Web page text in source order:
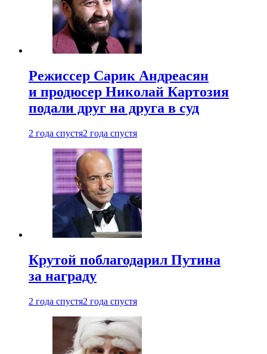
Режиссер Сарик Андреасян
и продюсер Николай Картозия
подали друг на друга в суд
2 года спустя2 года спустя
Крутой поблагодарил Путина
за награду
2 года спустя2 года спустя